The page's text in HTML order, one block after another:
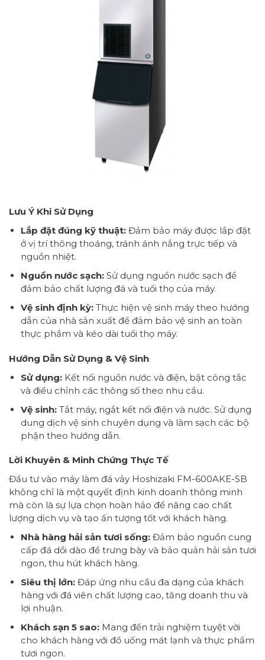
Lưu Ý Khi Sử Dụng
Lắp đặt đúng kỹ thuật:Đảm bảo máy được lắp đặt
ở vị trí thông thoáng, tránh ánh nắng trực tiếp và
nguồn nhiệt.
Nguồn nước sạch:Sử dụng nguồn nước sạch để
đảm bảo chất lượng đá và tuổi thọ của máy.
Vệ sinh định kỳ:Thực hiện vệ sinh máy theo hướng
dẫn của nhà sản xuất để đảm bảo vệ sinh an toàn
thực phẩm và kéo dài tuổi thọ máy.
Hướng Dẫn Sử Dụng & Vệ Sinh
Sử dụng:Kết nối nguồn nước và điện, bật công tắc
và điều chỉnh các thông số theo nhu cầu.
Vệ sinh:Tắt máy, ngắt kết nối điện và nước. Sử dụng
dung dịch vệ sinh chuyên dụng và làm sạch các bộ
phận theo hướng dẫn.
Lời Khuyên & Minh Chứng Thực Tế
Đầu tư vào máy làm đá vảy Hoshizaki FM-600AKE-SB
không chỉ là một quyết định kinh doanh thông minh
mà còn là sự lựa chọn hoàn hảo để nâng cao chất
lượng dịch vụ và tạo ấn tượng tốt với khách hàng.
Nhà hàng hải sản tươi sống:Đảm bảo nguồn cung
cấp đá dồi dào để trưng bày và bảo quản hải sản tươi
ngon, thu hút khách hàng.
Siêu thị lớn:Đáp ứng nhu cầu đa dạng của khách
hàng với đá viên chất lượng cao, tăng doanh thu và
lợi nhuận.
Khách sạn 5 sao:Mang đến trải nghiệm tuyệt vời
cho khách hàng với đồ uống mát lạnh và thực phẩm
tươi ngon.